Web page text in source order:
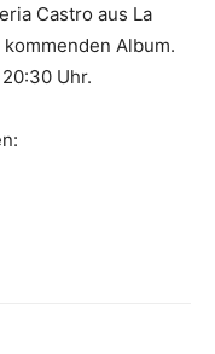
Castro aus La
Album.
Uhr.